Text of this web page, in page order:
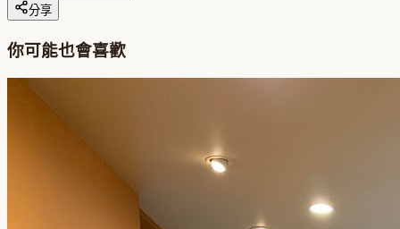
分享
你可能也會喜歡